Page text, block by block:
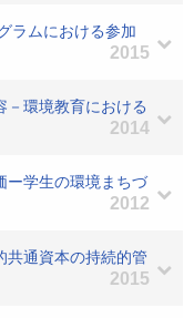
ラムにおける参加
2015
－環境教育における
2014
ー学生の環境まちづ
2012
共通資本の持続的管
2015